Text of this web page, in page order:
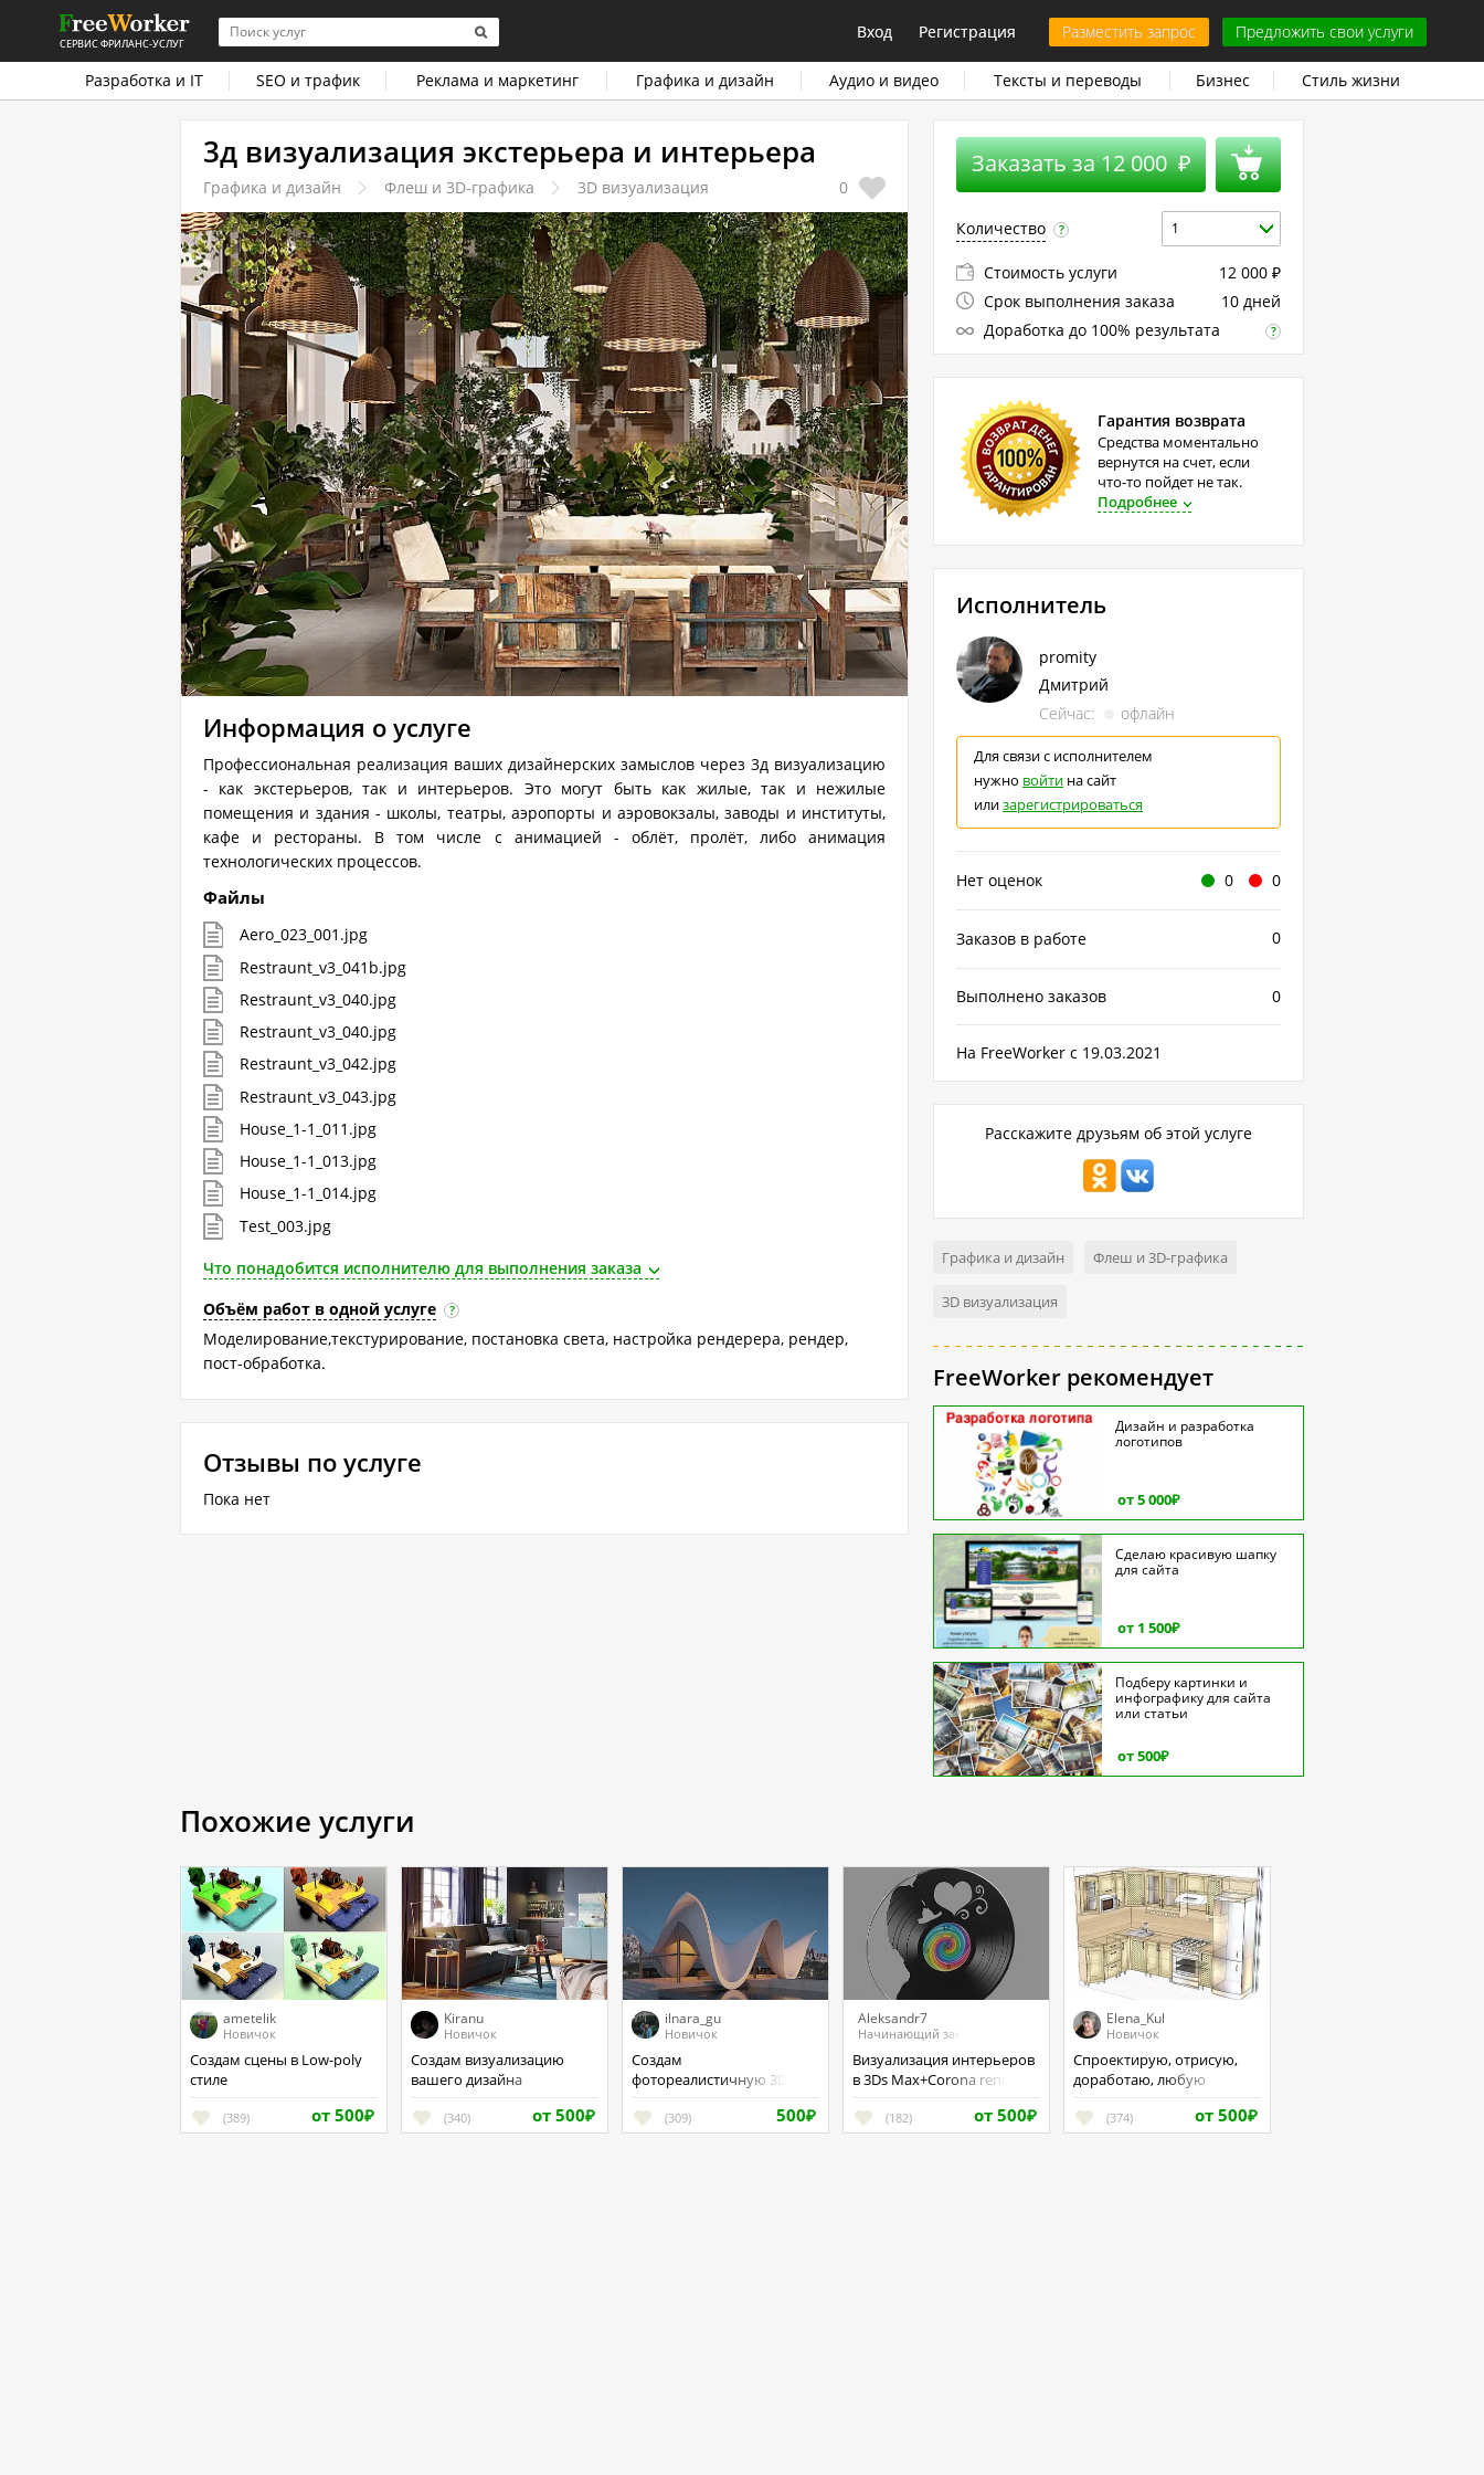
СЕРВИС ФРИЛАНС-УСЛУГ
Вход Регистрация Разместить запрос Предложить свои услуги
Разработка и IT SEO и трафик Реклама и маркетинг Графика и дизайн Аудио и видео Тексты и переводы Бизнес Стиль жизни
3д визуализация экстерьера и интерьера
0
Графика и дизайн Флеш и 3D-графика 3D визуализация
Информация о услуге
Профессиональная реализация ваших дизайнерских замыслов через 3д визуализацию
- как экстерьеров, так и интерьеров. Это могут быть как жилые, так и нежилые
помещения и здания - школы, театры, аэропорты и аэровокзалы, заводы и институты,
кафе и рестораны. В том числе с анимацией - облёт, пролёт, либо анимация
технологических процессов.
Файлы
Aero_023_001.jpg
Restraunt_v3_041b.jpg
Restraunt_v3_040.jpg
Restraunt_v3_040.jpg
Restraunt_v3_042.jpg
Restraunt_v3_043.jpg
House_1-1_011.jpg
House_1-1_013.jpg
House_1-1_014.jpg
Test_003.jpg
Что понадобится исполнителю для выполнения заказа
Объём работ в одной услуге
?
Моделирование,текстурирование, постановка света, настройка рендерера, рендер,
пост-обработка.
Отзывы по услуге
Пока нет
Заказать за12 000 ₽
Количество ? 1
12 000 ₽
Стоимость услуги
10 дней
Срок выполнения заказа
?
Доработка до 100% результата
Гарантия возврата
Средства моментально
вернутся на счет, если
что-то пойдет не так.
Подробнее
Исполнитель
promity
Дмитрий
Сейчас:
офлайн
Для связи с исполнителем
нужно войти на сайт
илизарегистрироваться
0 0
Нет оценок
0
Заказов в работе
0
Выполнено заказов
На FreeWorker с 19.03.2021
Расскажите друзьям об этой услуге
Графика и дизайн Флеш и 3D-графика
3D визуализация
FreeWorker рекомендует
Дизайн и разработка
логотипов
от 5 000₽
Сделаю красивую шапку
для сайта
от 1 500₽
Подберу картинки и
инфографику для сайта
или статьи
от 500₽
Похожие услуги
ametelik
Новичок
Создам сцены в Low-poly
стиле
(389) от 500₽
Kiranu
Новичок
Создам визуализацию
вашего дизайна
(340) от 500₽
ilnara_gu
Новичок
Создам
фотореалистичную 3D
(309) 500₽
Aleksandr7
Начинающий заказчик
Визуализация интерьеров
в 3Ds Max+Corona render,
(182) от 500₽
Elena_Kul
Новичок
Спроектирую, отрисую,
доработаю, любую
PRO100
(374) от 500₽